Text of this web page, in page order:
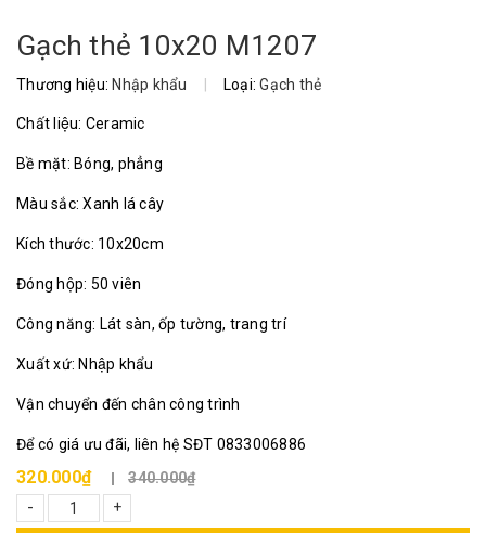
Gạch thẻ 10x20 M1207
Thương hiệu:Nhập khẩu | Loại:Gạch thẻ
Chất liệu: Ceramic
Bề mặt: Bóng, phẳng
Màu sắc: Xanh lá cây
Kích thước: 10x20cm
Đóng hộp: 50 viên
Công năng: Lát sàn, ốp tường, trang trí
Xuất xứ: Nhập khẩu
Vận chuyển đến chân công trình
Để có giá ưu đãi, liên hệ SĐT 0833006886
320.000₫ 340.000₫
- +